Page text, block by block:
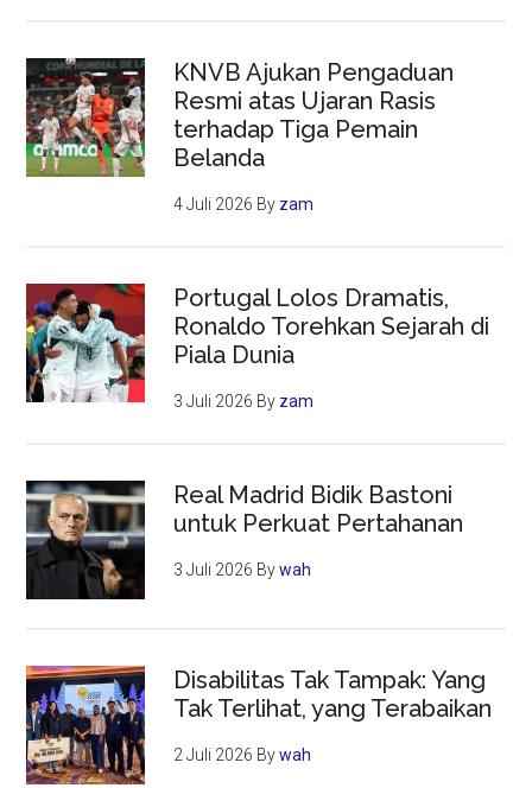
KNVB Ajukan Pengaduan
Resmi atas Ujaran Rasis
terhadap Tiga Pemain
Belanda
4 Juli 2026 By zam
Portugal Lolos Dramatis,
Ronaldo Torehkan Sejarah di
Piala Dunia
3 Juli 2026 By zam
Real Madrid Bidik Bastoni
untuk Perkuat Pertahanan
3 Juli 2026 Bywah
Disabilitas Tak Tampak: Yang
Tak Terlihat, yang Terabaikan
2 Juli 2026 Bywah